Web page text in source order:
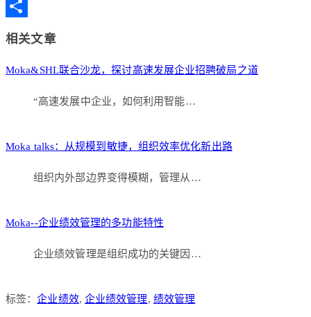
Copy
相关文章
Moka&SHL联合沙龙，探讨高速发展企业招聘破局之道
“高速发展中企业，如何利用智能…
Moka talks：从规模到敏捷，组织效率优化新出路
组织内外部边界变得模糊，管理从…
Moka--企业绩效管理的多功能特性
企业绩效管理是组织成功的关键因…
标签：企业绩效, 企业绩效管理, 绩效管理